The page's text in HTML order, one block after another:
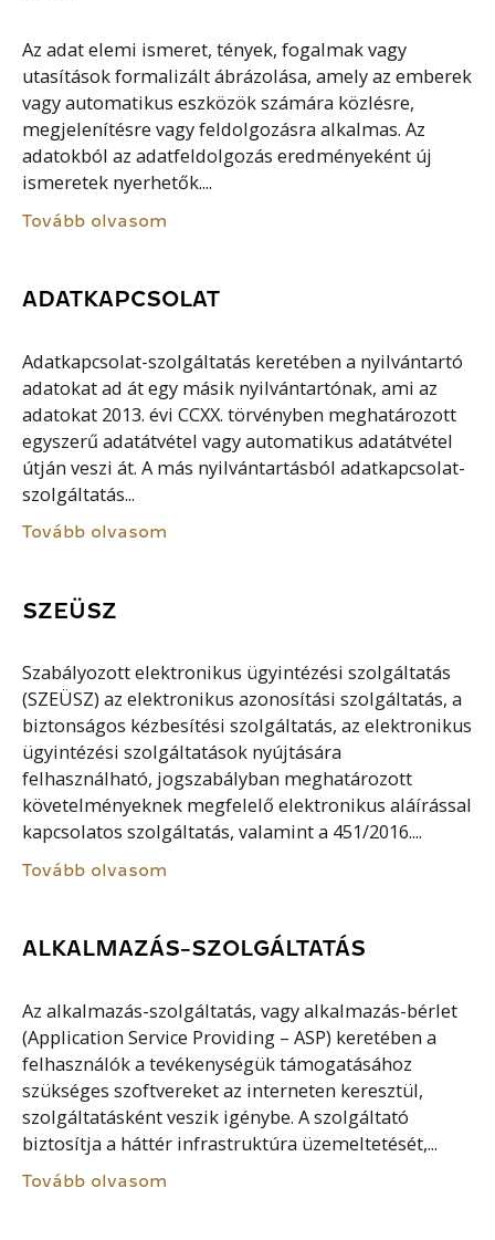
Az adat elemi ismeret, tények, fogalmak vagy
utasítások formalizált ábrázolása, amely az emberek
vagy automatikus eszközök számára közlésre,
megjelenítésre vagy feldolgozásra alkalmas. Az
adatokból az adatfeldolgozás eredményeként új
ismeretek nyerhetők....
Tovább olvasom
ADATKAPCSOLAT
Adatkapcsolat-szolgáltatás keretében a nyilvántartó
adatokat ad át egy másik nyilvántartónak, ami az
adatokat 2013. évi CCXX. törvényben meghatározott
egyszerű adatátvétel vagy automatikus adatátvétel
útján veszi át. A más nyilvántartásból adatkapcsolat-
szolgáltatás...
Tovább olvasom
SZEÜSZ
Szabályozott elektronikus ügyintézési szolgáltatás
(SZEÜSZ) az elektronikus azonosítási szolgáltatás, a
biztonságos kézbesítési szolgáltatás, az elektronikus
ügyintézési szolgáltatások nyújtására
felhasználható, jogszabályban meghatározott
követelményeknek megfelelő elektronikus aláírással
kapcsolatos szolgáltatás, valamint a 451/2016....
Tovább olvasom
ALKALMAZÁS-SZOLGÁLTATÁS
Az alkalmazás-szolgáltatás, vagy alkalmazás-bérlet
(Application Service Providing – ASP) keretében a
felhasználók a tevékenységük támogatásához
szükséges szoftvereket az interneten keresztül,
szolgáltatásként veszik igénybe. A szolgáltató
biztosítja a háttér infrastruktúra üzemeltetését,...
Tovább olvasom